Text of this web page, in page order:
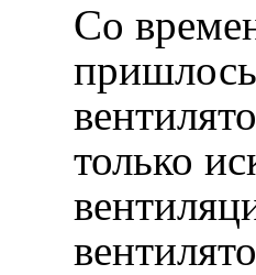
Со
пришлось
только